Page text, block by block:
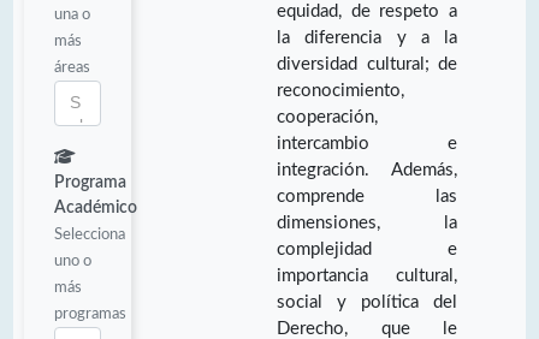
una o
más
áreas
Programa
Académico
Selecciona
uno o
más
programas
equidad, de respeto a
la diferencia y a la
diversidad cultural; de
reconocimiento,
cooperación,
intercambio e
integración. Además,
comprende las
dimensiones, la
complejidad e
importancia cultural,
social y política del
Derecho, que le